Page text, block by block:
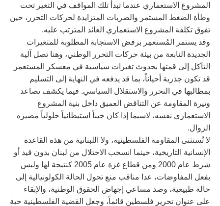
المشروع الاستعماري عندما تبدأ تلك المواقف في التغير تحت
وطأة الضغط المستمر والضربات المتزايدة لحركات التحرر، حين
تفوق تكلفة المشروع الاستعماري العائد المترتب عليه.
وقد يستمر المُستعمِر برفض الاستجابة المطلوبة للمتغيرات
الجديدة النابعة من بيئة حركات التحرر الوطني، وهنا تصل آلية
التآكل إلى قمتها بحدوث تغيرات سياسية في معسكر المستعمر
قد تكون جذرية أحياناً، بما قد يدفعه في النهاية إلى التسليم
بمطالبها في التحرر والاستقلال السياسي. فيما يكشف تصاعد
وتيرة المقاومة عن التناقض العميق داخل بنية المشروع
الاستعماري نفسه، لاسيما إذا كان جيباً استيطانياً حلولياً مصيره
الزوال.
لا تُستثنى المقاومة الفلسطينية، ولا اللبنانية من هذه القاعدة
الإنسانية التاريخية، حينما انسحب الاحتلال من لبنان بدون قيد أو
شرط عام 2000 ومن قطاع غزة عام 2005 كنتيجة لها وليس
بفعل المفاوضات، عدا مناقب منع تحول الحالة الكولونيالية إلى
حالة طبيعية، وصد مساعي إجهاض الحقوق الوطنية، والإبقاء
على عنوان تحرير فلسطين قائماً، وجعل القضية الفلسطينية حية